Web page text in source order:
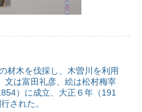
材木を伐採し、木曽川を利用
文は富田礼彦、絵は松村梅宰
）に成立、大正６年（191
された。